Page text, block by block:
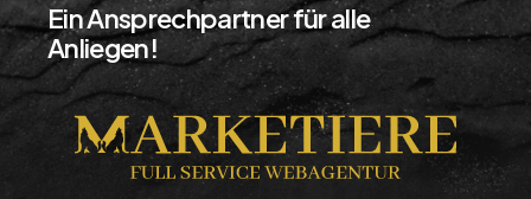
Ein Ansprechpartner für alle
Anliegen!